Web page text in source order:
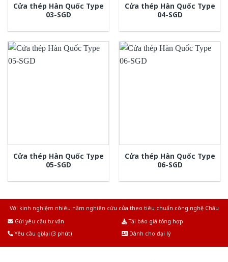
Cửa thép Hàn Quốc Type
03-SGD
Cửa thép Hàn Quốc Type
04-SGD
Cửa thép Hàn Quốc Type
05-SGD
Cửa thép Hàn Quốc Type
06-SGD
Với kinh nghiệm nhiêu năm nghiên cứu cửa theo tiêu chuẩn công nghệ Châu
Gửi yêu cầu tư vấn
Tải báo giá tổng hợp
Yêu cầu gọi lại (3 phút)
Dành cho đại lý